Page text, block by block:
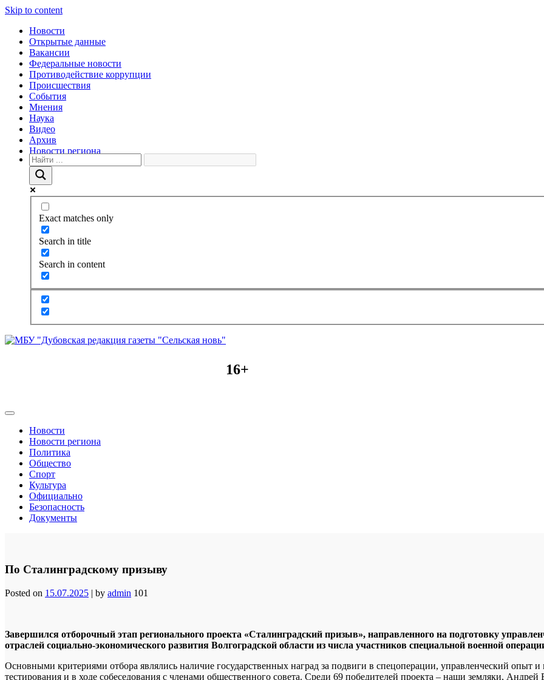
Skip to content
Новости
Открытые данные
Вакансии
Федеральные новости
Противодействие коррупции
Происшествия
События
Мнения
Наука
Видео
Архив
Новости региона
Exact matches only
Search in title
Search in content
16+
Новости
Новости региона
Политика
Общество
Спорт
Культура
Официально
Безопасность
Документы
По Сталинградскому призыву
Posted on 15.07.2025 | by admin 101
Завершился отборочный этап регионального проекта «Сталинградский призыв», направленного на подготовку
отраслей социально-экономического развития Волгоградской области из числа участников специальной военной
Основными критериями отбора являлись наличие государственных наград за подвиги в спецоперации, управленческий опыт и
тестирования и в ходе собеседования с членами общественного совета. Среди 69 победителей проекта – наши земляки, Андрей